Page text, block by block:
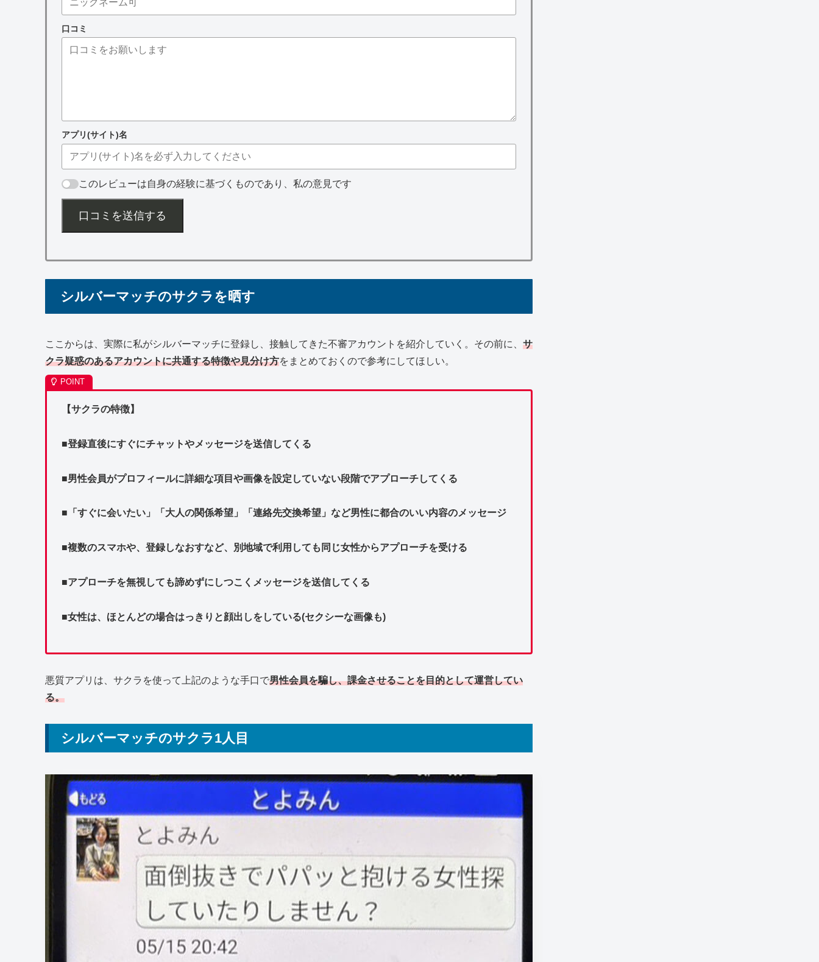
口コミ
アプリ(サイト)名
このレビューは自身の経験に基づくものであり、私の意見です
口コミを送信する
シルバーマッチのサクラを晒す
ここからは、実際に私がシルバーマッチに登録し、接触してきた不審アカウントを紹介していく。その前に、 サ
クラ疑惑のあるアカウントに共通する特徴や見分け方をまとめておくので参考にしてほしい。
【サクラの特徴】
■登録直後にすぐにチャットやメッセージを送信してくる
■男性会員がプロフィールに詳細な項目や画像を設定していない段階でアプローチしてくる
■「すぐに会いたい」「大人の関係希望」「連絡先交換希望」など男性に都合のいい内容のメッセージ
■複数のスマホや、登録しなおすなど、別地域で利用しても同じ女性からアプローチを受ける
■アプローチを無視しても諦めずにしつこくメッセージを送信してくる
■女性は、ほとんどの場合はっきりと顔出しをしている(セクシーな画像も)
悪質アプリは、サクラを使って上記のような手口で男性会員を騙し、課金させることを目的として運営してい
る。
シルバーマッチのサクラ1人目